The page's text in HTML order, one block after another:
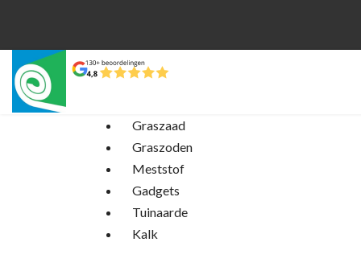
Graszaad
Graszoden
Meststof
Gadgets
Tuinaarde
Kalk